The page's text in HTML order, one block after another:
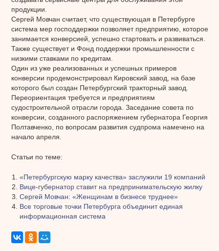
продукции.
Сергей Мовчан считает, что существующая в Петербурге
система мер господдержки позволяет предприятию, которое
занимается конверсией, успешно стартовать и развиваться.
Также существует и Фонд поддержки промышленности с
низкими ставками по кредитам.
Один из уже реализованных и успешных примеров
конверсии продемонстрировал Кировский завод, на базе
которого был создан Петербургский тракторный завод.
Переориентация требуется и предприятиям
судостроительной отрасли города. Заседание совета по
конверсии, созданного распоряжением губернатора Георгия
Полтавченко, по вопросам развития судпрома намечено на
начало апреля.
Статьи по теме:
«Петербургскую марку качества» заслужили 19 компаний
Вице-губернатор ставит на предпринимательскую жилку
Сергей Мовчан: «Женщинам в бизнесе труднее»
Все торговые точки Петербурга объединит единая
информационная система